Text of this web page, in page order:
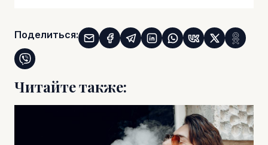
Поделиться:
Читайте также: